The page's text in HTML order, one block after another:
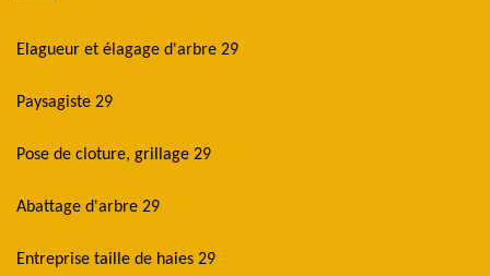
Elagueur et élagage d'arbre 29
Paysagiste 29
Pose de cloture, grillage 29
Abattage d'arbre 29
Entreprise taille de haies 29